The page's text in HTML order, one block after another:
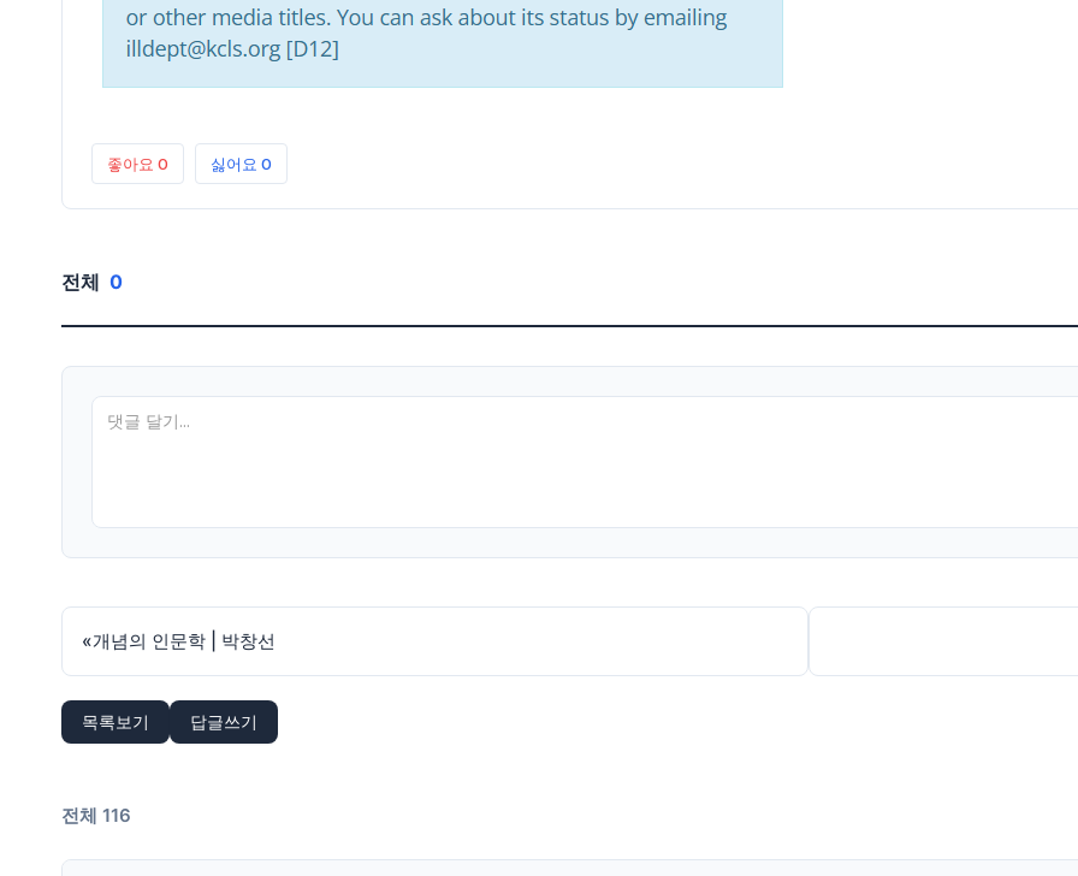
좋아요 0 싫어요 0
전체 0
«개념의 인문학 | 박창선
목록보기 답글쓰기
전체 116